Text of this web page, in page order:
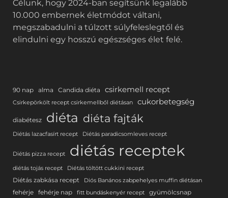
Célunk, hogy 2024-ban segítsünk legalább
10.000 embernek életmódot váltani,
megszabadulni a túlzott súlyfeleslegtől és
elindulni egy hosszú egészséges élet felé.
90 nap alma Candida diéta csirkemell recept
Csirkepörkölt recept csirkemellből diétásan cukorbetegség
diabétesz diéta diéta fajták
Diétás lazacfasírt recept Diétás paradicsomleves recept
Diétás pizza recept diétás receptek
diétás tojás recept Diétás töltött cukkini recept
Diétás zabkása recept Diós Banános zabpehelyes muffin diétásan
fehérje fehérje nap fitt bundáskenyér recept gyümölcsnap